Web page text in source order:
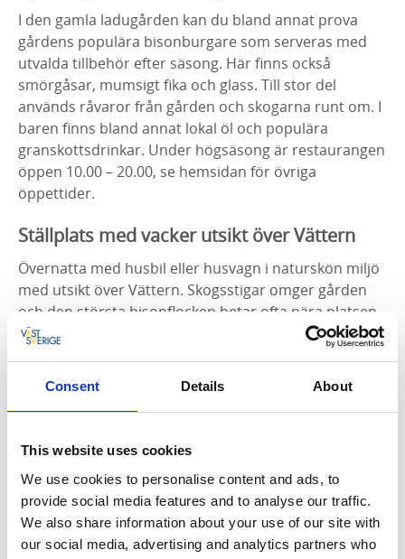
Consent Details About
This website uses cookies
We use cookies to personalise content and ads, to
provide social media features and to analyse our traffic.
We also share information about your use of our site with
our social media, advertising and analytics partners who
I den gamla ladugården kan du bland annat prova
gårdens populära bisonburgare som serveras med
utvalda tillbehör efter säsong. Här finns också
smörgåsar, mumsigt fika och glass. Till stor del
används råvaror från gården och skogarna runt om. I
baren finns bland annat lokal öl och populära
granskottsdrinkar. Under högsäsong är restaurangen
öppen 10.00 – 20.00, se hemsidan för övriga
öppettider.
Ställplats med vacker utsikt över Vättern
Övernatta med husbil eller husvagn i naturskön miljö
med utsikt över Vättern. Skogsstigar omger gården
och den största bisonflocken betar ofta nära platsen.
Hundar är också välkomna, men ska hållas på avstånd
Totalt 20 bokningsbara platser, med möjlighet till
extra vid fullbelagt. El, färskvatten, tömning, dusch
november.